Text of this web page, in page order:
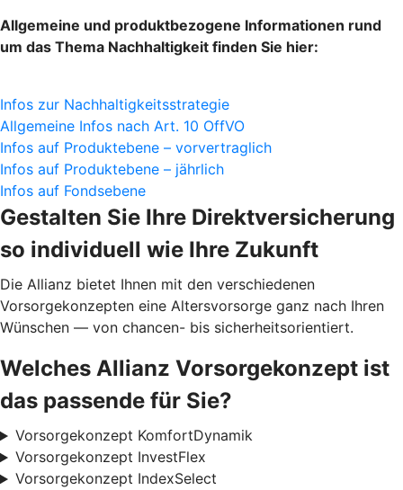
Allgemeine und produktbezogene Informationen rund
um das Thema Nachhaltigkeit finden Sie hier:
Infos zur Nachhaltigkeitsstrategie
Allgemeine Infos nach Art. 10 OffVO
Infos auf Produktebene – vorvertraglich
Infos auf Produktebene – jährlich
Infos auf Fondsebene
Gestalten Sie Ihre Direktversicherung
so individuell wie Ihre Zukunft
Die Allianz bietet Ihnen mit den verschiedenen
Vorsorgekonzepten eine Altersvorsorge ganz nach Ihren
Wünschen — von chancen- bis sicherheitsorientiert.
Welches Allianz Vorsorgekonzept ist
das passende für Sie?
Vorsorgekonzept KomfortDynamik
Vorsorgekonzept InvestFlex
Vorsorgekonzept IndexSelect